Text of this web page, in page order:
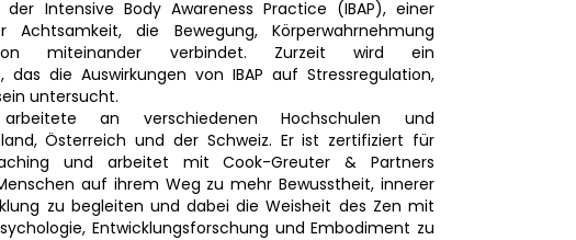
Intensive Body Awareness Practice (IBAP), einer
Achtsamkeit, die Bewegung, Körperwahrnehmung
miteinander verbindet. Zurzeit wird ein
das die Auswirkungen von IBAP auf Stressregulation,
untersucht.
an verschiedenen Hochschulen und
Österreich und der Schweiz. Er ist zertifiziert für
und arbeitet mit Cook-Greuter & Partners
auf ihrem Weg zu mehr Bewusstheit, innerer
zu begleiten und dabei die Weisheit des Zen mit
Entwicklungsforschung und Embodiment zu